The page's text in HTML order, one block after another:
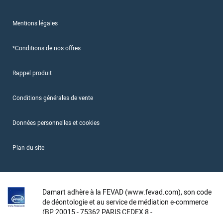
Mentions légales
*Conditions de nos offres
Rappel produit
Conditions générales de vente
Données personnelles et cookies
Plan du site
Damart adhère à la FEVAD (www.fevad.com), son code
de déontologie et au service de médiation e-commerce
(BP 20015 - 75362 PARIS CEDEX 8 -